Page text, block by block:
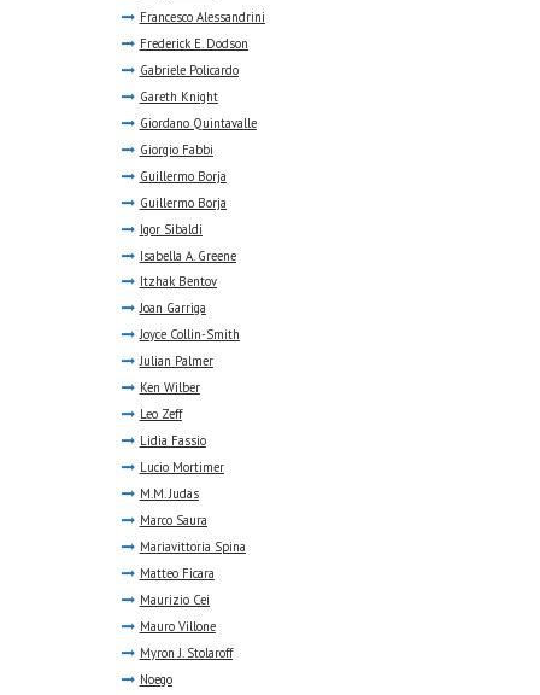
Francesco Alessandrini
Frederick E. Dodson
Gabriele Policardo
Gareth Knight
Giordano Quintavalle
Giorgio Fabbi
Guillermo Borja
Guillermo Borja
Igor Sibaldi
Isabella A. Greene
Itzhak Bentov
Joan Garriga
Joyce Collin-Smith
Julian Palmer
Ken Wilber
Leo Zeff
Lidia Fassio
Lucio Mortimer
M.M. Judas
Marco Saura
Mariavittoria Spina
Matteo Ficara
Maurizio Cei
Mauro Villone
Myron J. Stolaroff
Noego